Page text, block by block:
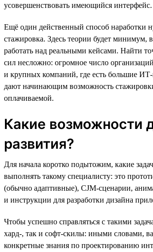
усовершенствовать имеющийся интерфейс.
Ещё один действенный способ
стажировка. Здесь теории будет минимум,
работать над реальными кейсами. Найти
сил несложно: огромное число
и крупных компаний, где есть большие ИТ-
дают начинающим возможность
оплачиваемой.
Какие возможности
развития?
Для начала коротко подытожим, какие
выполнять такому специалисту: это
(обычно адаптивные), CJM-сценарии,
и инструкции для разработки дизайна
Чтобы успешно справляться с такими
хард-, так и софт-скилы: иными словами,
конкретные знания по проектированию